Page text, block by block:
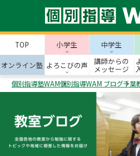
TOP 小学生 中学生
オンライン塾 よろこびの声
講師からの
メッセージ
個別指導塾WAM個別指導WAM ブログ千葉